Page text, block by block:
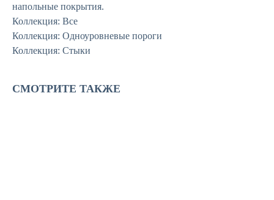
напольные покрытия.
Коллекция: Все
Коллекция: Одноуровневые пороги
Коллекция: Стыки
СМОТРИТЕ ТАКЖЕ